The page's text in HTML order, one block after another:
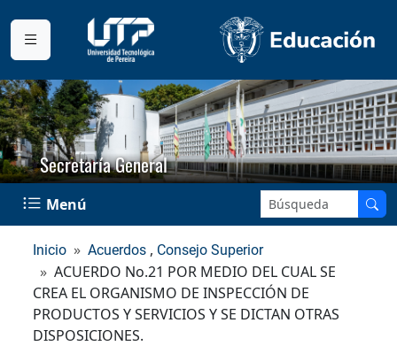
Secretaría General
Menú Buscar en el sitio:
Inicio Acuerdos , Consejo Superior
ACUERDO No.21 POR MEDIO DEL CUAL SE
CREA EL ORGANISMO DE INSPECCIÓN DE
PRODUCTOS Y SERVICIOS Y SE DICTAN OTRAS
DISPOSICIONES.